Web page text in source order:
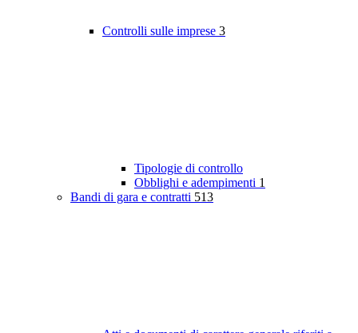
Controlli sulle imprese 3
Tipologie di controllo
Obblighi e adempimenti 1
Bandi di gara e contratti 513